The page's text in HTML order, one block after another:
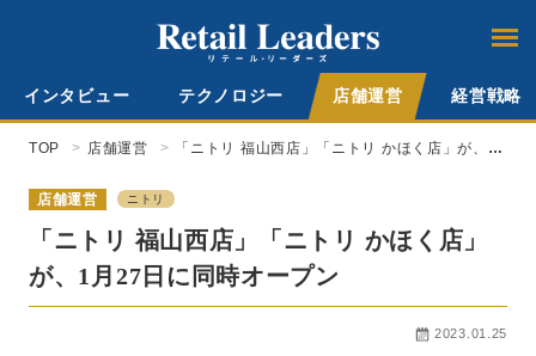
インタビュー テクノロジー 店舗運営 経営戦略
TOP 店舗運営
「ニトリ 福山西店」「ニトリ かほく店」が、1
店舗運営
ニトリ
「ニトリ 福山西店」「ニトリ かほく店」
が、1月27日に同時オープン
2023.01.25